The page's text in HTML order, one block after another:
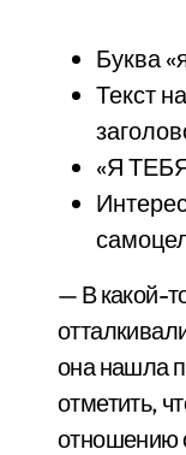
Буква
Текст
«Я
— В какой-
она нашла
отметить,
отношению